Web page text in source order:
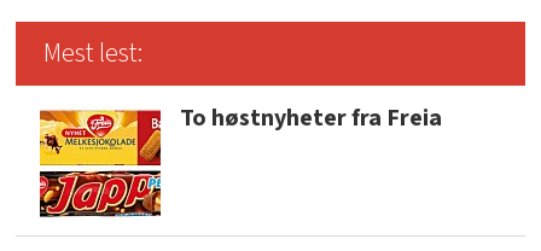
Mest lest:
To høstnyheter fra Freia